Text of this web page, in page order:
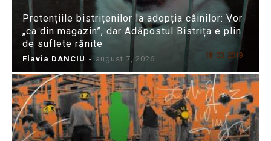
Pretențiile bistrițenilor la adopția câinilor: Vor
„ca din magazin”, dar Adăpostul Bistrița e plin
de suflete rănite
Flavia DANCIU - august 7, 2026